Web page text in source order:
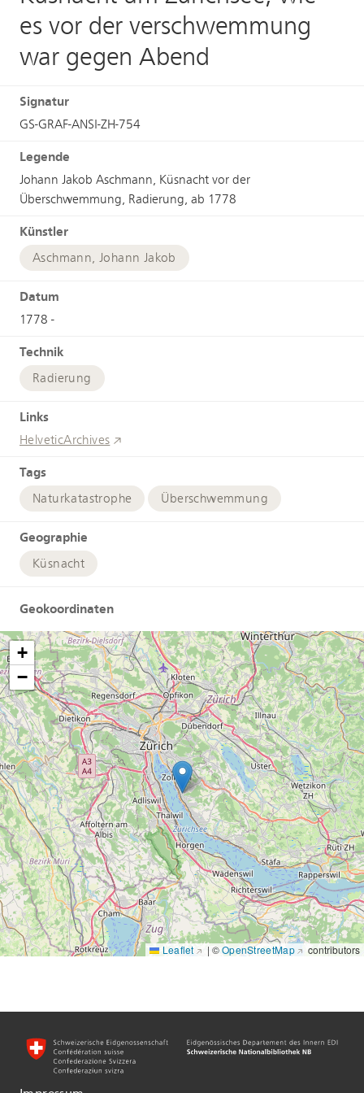
es vor der verschwemmung
war gegen Abend
Signatur
GS-GRAF-ANSI-ZH-754
Legende
Johann Jakob Aschmann, Küsnacht vor der
Überschwemmung, Radierung, ab 1778
Künstler
Aschmann, Johann Jakob
Datum
1778 -
Technik
Radierung
Links
HelveticArchives
Tags
Naturkatastrophe Überschwemmung
Geographie
Küsnacht
Geokoordinaten
+
−
Leaflet | ©OpenStreetMap contributors
Display style
Metadata view